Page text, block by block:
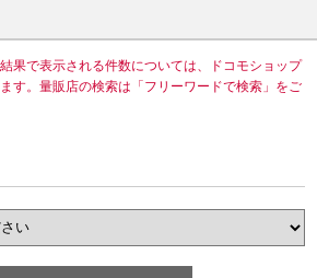
果で表示される件数については、ドコモショップ
す。量販店の検索は「フリーワードで検索」をご